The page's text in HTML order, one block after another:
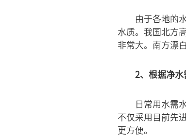
由于各地的
水质。我国北方
非常大。南方漂
2、根据净
日常用水需
不仅采用目前先
更方便。